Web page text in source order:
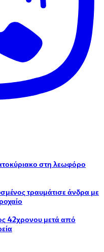
στη λεωφόρο
τραυμάτισε άνδρα με
42χρονου μετά από